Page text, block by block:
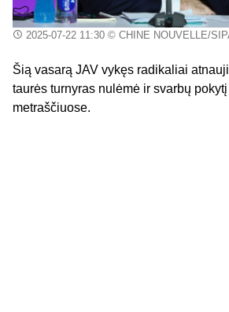
2025-07-22 11:30© CHINE NOUVELLE/
Šią vasarą JAV vykęs radikaliai
taurės turnyras nulėmė ir svarbų
metraščiuose.